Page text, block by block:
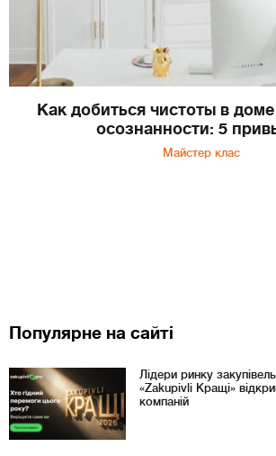
Как добиться чистоты в
осознанности: 5
Майстер клас
Популярне на сайті
Лідери ринку
«Zakupivli Кращі»
компаній